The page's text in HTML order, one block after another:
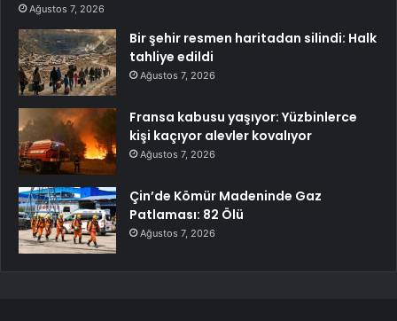
Ağustos 7, 2026
Bir şehir resmen haritadan silindi: Halk
tahliye edildi
Ağustos 7, 2026
Fransa kabusu yaşıyor: Yüzbinlerce
kişi kaçıyor alevler kovalıyor
Ağustos 7, 2026
Çin’de Kömür Madeninde Gaz
Patlaması: 82 Ölü
Ağustos 7, 2026